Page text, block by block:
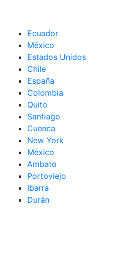
Ecuador
México
Estados Unidos
Chile
España
Colombia
Quito
Santiago
Cuenca
New York
México
Ambato
Portoviejo
Ibarra
Durán